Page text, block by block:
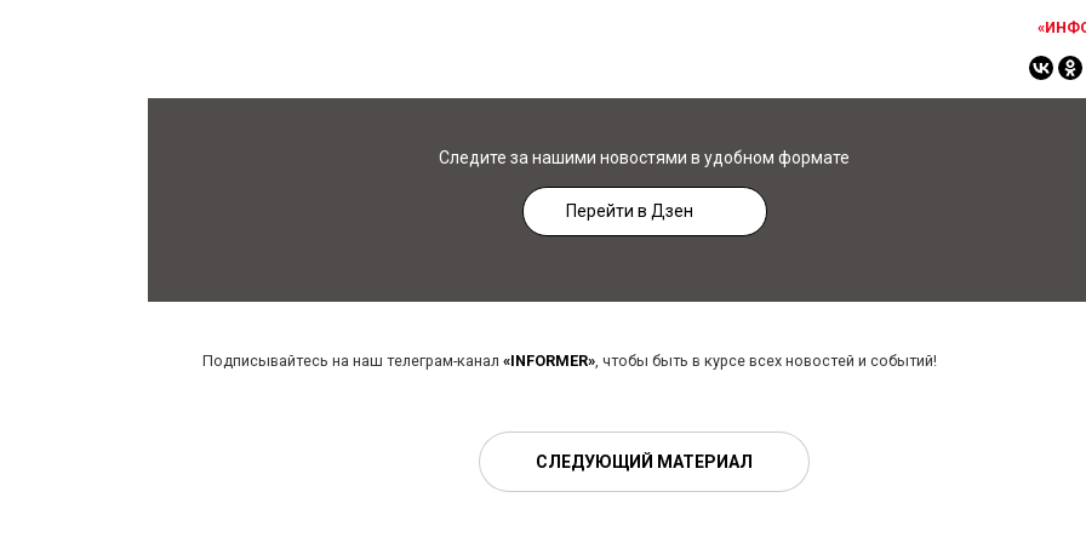
Следите за нашими новостями в удобном формате
Перейти в Дзен
Подписывайтесь на наш телеграм-канал «INFORMER», чтобы быть в курсе всех новостей и событий!
СЛЕДУЮЩИЙ МАТЕРИАЛ